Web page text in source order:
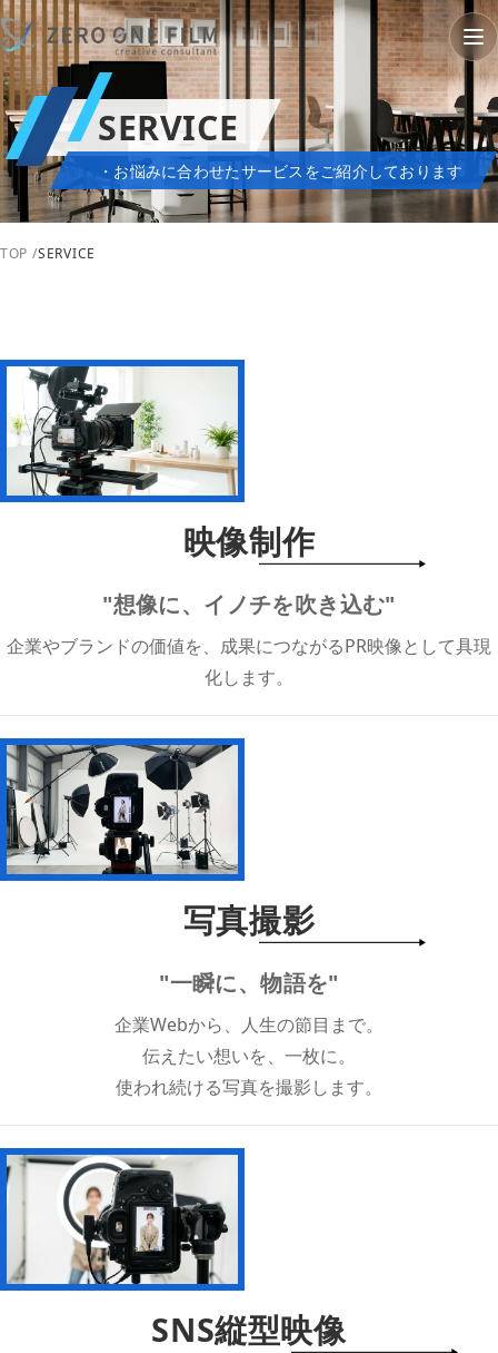
SERVICE
・お悩みに合わせたサービスをご紹介しております
TOP SERVICE
映像制作
"想像に、イノチを吹き込む"
企業やブランドの価値を、成果につながるPR映像として具現
化します。
写真撮影
"一瞬に、物語を"
企業Webから、人生の節目まで。
伝えたい想いを、一枚に。
使われ続ける写真を撮影します。
SNS縦型映像